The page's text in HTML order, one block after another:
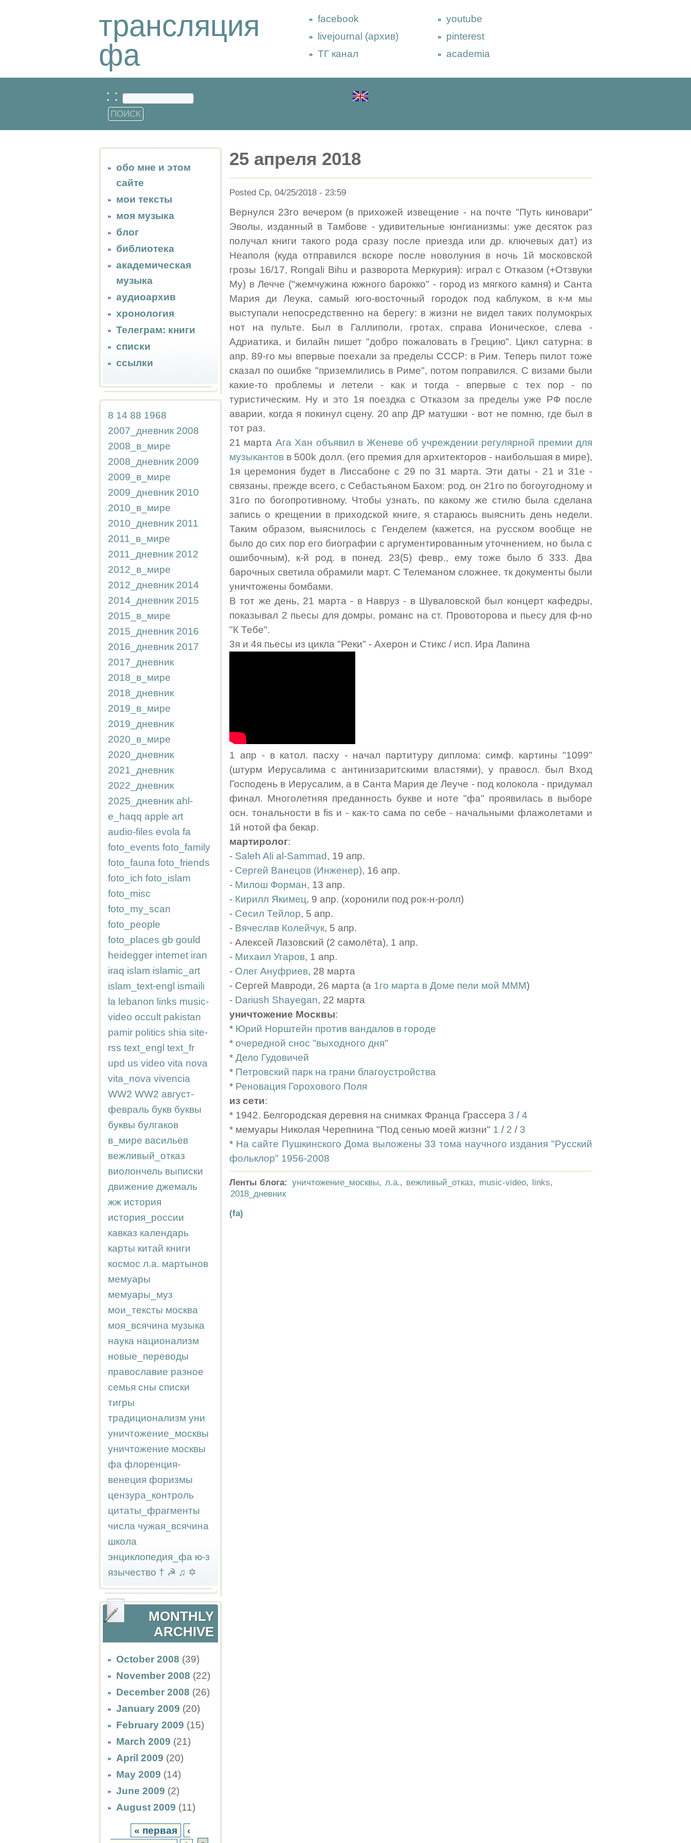
трансляция
фа
facebook
livejournal (архив)
ТГ канал
youtube
pinterest
academia
: :
обо мне и этом
сайте
мои тексты
моя музыка
блог
библиотека
академическая
музыка
аудиоархив
хронология
Телеграм: книги
списки
ссылки
8 14 88 1968
2007_дневник 2008
2008_в_мире
2008_дневник 2009
2009_в_мире
2009_дневник 2010
2010_в_мире
2010_дневник 2011
2011_в_мире
2011_дневник 2012
2012_в_мире
2012_дневник 2014
2014_дневник 2015
2015_в_мире
2015_дневник 2016
2016_дневник 2017
2017_дневник
2018_в_мире
2018_дневник
2019_в_мире
2019_дневник
2020_в_мире
2020_дневник
2021_дневник
2022_дневник
2025_дневник ahl-
e_haqq apple art
audio-files evola fa
foto_events foto_family
foto_fauna foto_friends
foto_ich foto_islam
foto_misc
foto_my_scan
foto_people
foto_places gb gould
heidegger internet iran
iraq islam islamic_art
islam_text-engl ismaili
la lebanon links music-
video occult pakistan
pamir politics shia site-
rss text_engl text_fr
upd us video vita nova
vita_nova vivencia
WW2 WW2 август-
февраль букв буквы
буквы булгаков
в_мире васильев
вежливый_отказ
виолончель выписки
движение джемаль
жж история
история_россии
кавказ календарь
карты китай книги
космос л.а. мартынов
мемуары
мемуары_муз
мои_тексты москва
моя_всячина музыка
наука национализм
новые_переводы
православие разное
семья сны списки
тигры
традиционализм уни
уничтожение_москвы
уничтожение москвы
фа флоренция-
венеция форизмы
цензура_контроль
цитаты_фрагменты
числа чужая_всячина
школа
энциклопедия_фа ю-з
язычество † ☭ ♫ ✡
MONTHLY
ARCHIVE
October 2008 (39)
November 2008 (22)
December 2008 (26)
January 2009 (20)
February 2009 (15)
March 2009 (21)
April 2009 (20)
May 2009 (14)
June 2009 (2)
August 2009 (11)
« первая
‹
25 апреля 2018
Posted Ср, 04/25/2018 - 23:59
Вернулся 23го вечером (в прихожей извещение - на почте "Путь киновари"
Эволы, изданный в Тамбове - удивительные юнгианизмы: уже десяток раз
получал книги такого рода сразу после приезда или др. ключевых дат) из
Неаполя (куда отправился вскоре после новолуния в ночь 1й московской
грозы 16/17, Rongali Bihu и разворота Меркурия): играл с Отказом (+Отзвуки
Му) в Лечче ("жемчужина южного барокко" - город из мягкого камня) и Санта
Мария ди Леука, самый юго-восточный городок под каблуком, в к-м мы
выступали непосредственно на берегу: в жизни не видел таких полумокрых
нот на пульте. Был в Галлиполи, гротах, справа Ионическое, слева -
Адриатика, и билайн пишет "добро пожаловать в Грецию". Цикл сатурна: в
апр. 89-го мы впервые поехали за пределы СССР: в Рим. Теперь пилот тоже
сказал по ошибке "приземлились в Риме", потом поправился. С визами были
какие-то проблемы и летели - как и тогда - впервые с тех пор - по
туристическим. Ну и это 1я поездка с Отказом за пределы уже РФ после
аварии, когда я покинул сцену. 20 апр ДР матушки - вот не помню, где был в
тот раз.
21 марта Ага Хан объявил в Женеве об учреждении регулярной премии для
музыкантов в 500k долл. (его премия для архитекторов - наибольшая в мире),
1я церемония будет в Лиссабоне с 29 по 31 марта. Эти даты - 21 и 31е -
связаны, прежде всего, с Себастьяном Бахом: род. он 21го по богоугодному и
31го по богопротивному. Чтобы узнать, по какому же стилю была сделана
запись о крещении в приходской книге, я стараюсь выяснить день недели.
Таким образом, выяснилось с Генделем (кажется, на русском вообще не
было до сих пор его биографии с аргументированным уточнением, но была с
ошибочным), к-й род. в понед. 23(5) февр., ему тоже было б 333. Два
барочных светила обрамили март. С Телеманом сложнее, тк документы были
уничтожены бомбами.
В тот же день, 21 марта - в Навруз - в Шуваловской был концерт кафедры,
показывал 2 пьесы для домры, романс на ст. Провоторова и пьесу для ф-но
"К Тебе".
3я и 4я пьесы из цикла "Реки" - Ахерон и Стикс / исп. Ира Лапина
1 апр - в катол. пасху - начал партитуру диплома: симф. картины "1099"
(штурм Иерусалима с антинизаритскими властями), у правосл. был Вход
Господень в Иерусалим, а в Санта Мария де Леуче - под колокола - придумал
финал. Многолетняя преданность букве и ноте "фа" проявилась в выборе
осн. тональности в fis и - как-то сама по себе - начальными флажолетами и
1й нотой фа бекар.
мартиролог:
- Saleh Ali al-Sammad, 19 апр.
- Сергей Ванецов (Инженер), 16 апр.
- Милош Форман, 13 апр.
- Кирилл Якимец, 9 апр. (хоронили под рок-н-ролл)
- Сесил Тейлор, 5 апр.
- Вячеслав Колейчук, 5 апр.
- Алексей Лазовский (2 самолёта), 1 апр.
- Михаил Угаров, 1 апр.
- Олег Ануфриев, 28 марта
- Сергей Мавроди, 26 марта (а 1го марта в Доме пели мой МММ)
- Dariush Shayegan, 22 марта
уничтожение Москвы:
* Юрий Норштейн против вандалов в городе
* очередной снос "выходного дня"
* Дело Гудовичей
* Петровский парк на грани благоустройства
* Реновация Горохового Поля
из сети:
* 1942. Белгородская деревня на снимках Франца Грассера 3 / 4
* мемуары Николая Черепнина "Под сенью моей жизни" 1 / 2 / 3
* На сайте Пушкинского Дома выложены 33 тома научного издания "Русский
фольклор" 1956-2008
Ленты блога: уничтожение_москвы, л.а., вежливый_отказ, music-video, links,
2018_дневник
(fa)